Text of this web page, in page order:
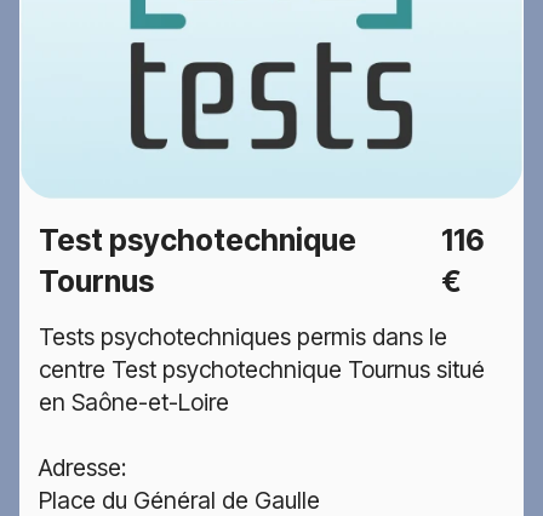
Test psychotechnique
Tournus
116
€
Tests psychotechniques permis dans le
centre Test psychotechnique Tournus situé
en Saône-et-Loire
Adresse:
Place du Général de Gaulle